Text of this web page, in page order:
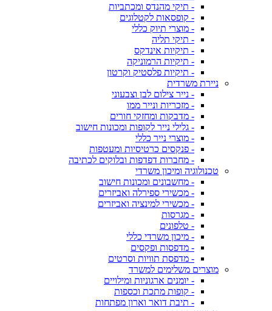
- תיקי מהנדס ומכתביות
- קופסאות לקטלוגים
- מוצרי תיוק כללי
- תיקי תליה
- תיקיות אינדקס
- תיקיות הרמוניקה
- תיקיות פלסטיק וקרטון
ניירת משרדית
- נייר צילום לבן וצבעוני
- מזכריות ונייר ממו
- מדבקות ומחזקי חורים
- גלילי נייר לקופות ומכונות חישוב
- מוצרי נייר כללי
- פנקסים כרטיסיות ומעטפות
- מחברות דפדפות ובלוקים לכתיבה
טכנולוגיה ומיכון משרדי
- מחשבונים ומכונות חישוב
- מכשירי ספירלה ואביזרים
- מכשירי למינציה ואביזרים
- מגרסות
- טלפונים
- מיכון משרדי כללי
- מדפסות ופקסים
- מדפסת תוויות וסרטים
מוצרים משלימים למשרד
- יומנים ארגוניות ומילויים
- קופות מתכת וכספות
- תיבת דואר וארון מפתחות